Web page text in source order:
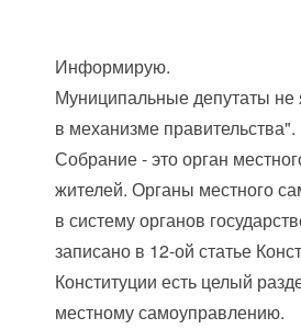
Информирую.
Муниципальные депутаты
в механизме
Собрание - это орган
жителей. Органы местного
в систему органов
записано в 12-ой статье
Конституции есть целый
местному самоуправлению.